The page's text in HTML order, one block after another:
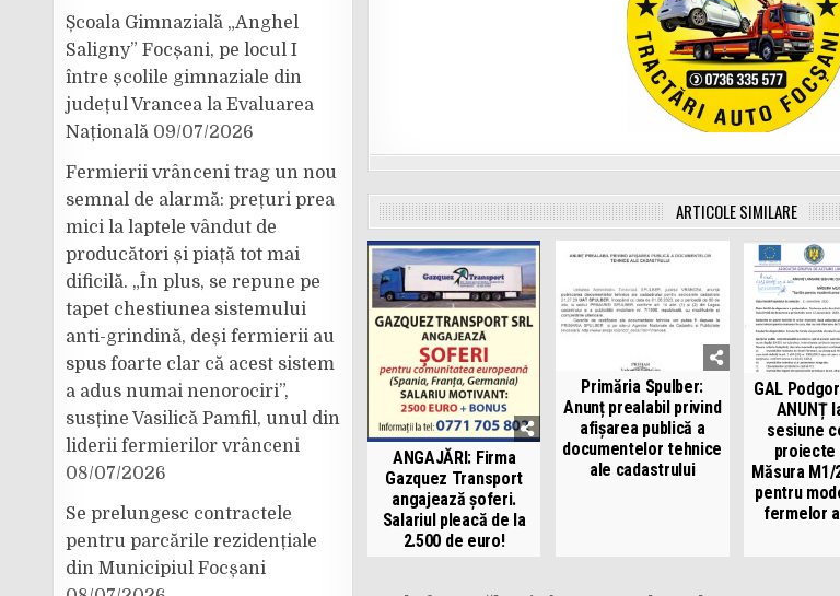
ARTICOLE SIMILARE
ANGAJĂRI: Firma
Gazquez Transport
angajează șoferi.
Salariul pleacă de la
2.500 de euro!
Primăria Spulber:
Anunț prealabil privind
afișarea publică a
documentelor tehnice
ale cadastrului
GAL
ANUNȚ
sesiune
proiecte
Măsura
pentru
fermelor
Școala Gimnazială „Anghel
Saligny” Focșani, pe locul I
între școlile gimnaziale din
județul Vrancea la Evaluarea
Națională 09/07/2026
Fermierii vrânceni trag un nou
semnal de alarmă: prețuri prea
mici la laptele vândut de
producători și piață tot mai
dificilă. „În plus, se repune pe
tapet chestiunea sistemului
anti-grindină, deși fermierii au
spus foarte clar că acest sistem
a adus numai nenorociri”,
susține Vasilică Pamfil, unul din
liderii fermierilor vrânceni
08/07/2026
Se prelungesc contractele
pentru parcările rezidențiale
din Municipiul Focșani